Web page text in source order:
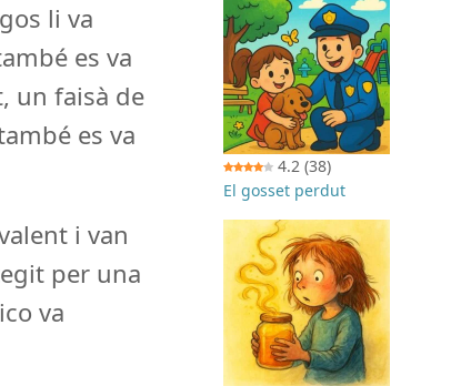
li va
es va
un faisà de
es va
i van
per una
va
4.2 (38)
El gosset perdut